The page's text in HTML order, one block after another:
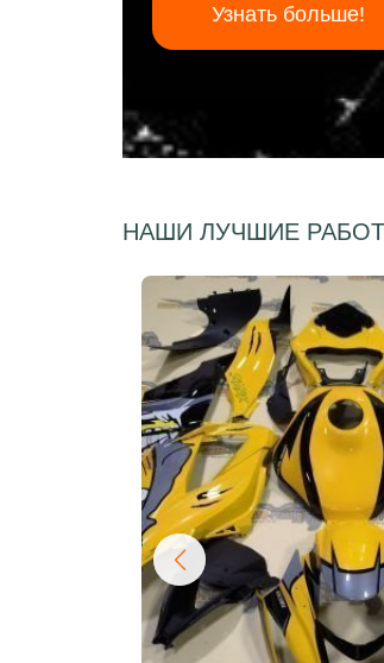
Узнать больше!
НАШИ ЛУЧШИЕ